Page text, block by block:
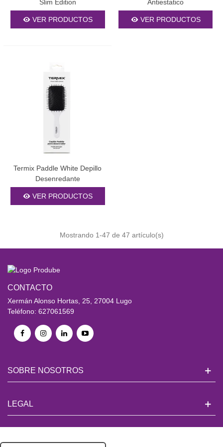
Slim Edition
VER PRODUCTOS
Antiestatico
VER PRODUCTOS
Termix Paddle White Depillo
Desenredante
VER PRODUCTOS
Mostrando 1-47 de 47 artículo(s)
CONTACTO
Xermán Alonso Hortas, 25, 27004 Lugo
Teléfono: 627061569
SOBRE NOSOTROS
LEGAL